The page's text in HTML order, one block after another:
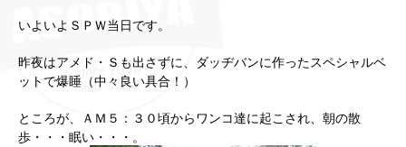
いよいよＳＰＷ当日です。
昨夜はアメド・Ｓも出さずに、ダッヂバンに作ったスペシャルベ
ットで爆睡（中々良い具合！）
ところが、ＡＭ５：３０頃からワンコ達に起こされ、朝の散
歩・・・眠い・・・。